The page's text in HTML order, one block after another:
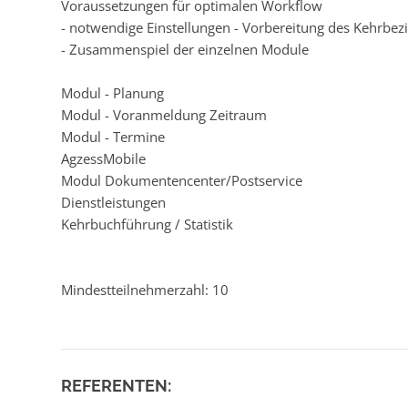
Voraussetzungen für optimalen Workflow
- notwendige Einstellungen - Vorbereitung des
- Zusammenspiel der einzelnen Module
Modul - Planung
Modul - Voranmeldung Zeitraum
Modul - Termine
AgzessMobile
Modul Dokumentencenter/Postservice
Dienstleistungen
Kehrbuchführung / Statistik
Mindestteilnehmerzahl: 10
REFERENTEN: